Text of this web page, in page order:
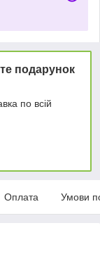
подарунок
по всій
Оплата Умови